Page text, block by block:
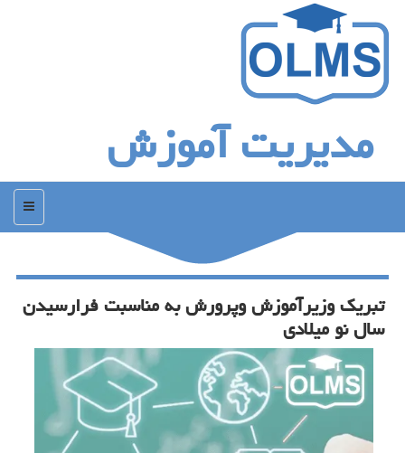
مدیریت آموزش
منو
تبریك وزیرآموزش وپرورش به مناسبت فرارسیدن
سال نو میلادی